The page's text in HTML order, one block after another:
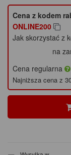
Cena z kodem
ONLINE200
Jak skorzystać z
na
Cena regularna
Najniższa cena z